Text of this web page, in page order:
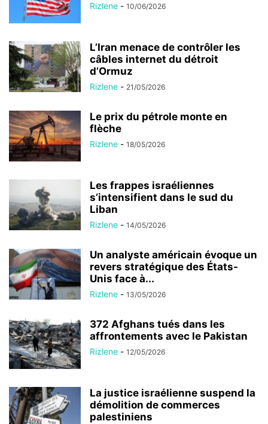
Rizlene - 10/06/2026
L’Iran menace de contrôler les
câbles internet du détroit
d’Ormuz
Rizlene - 21/05/2026
Le prix du pétrole monte en
flèche
Rizlene - 18/05/2026
Les frappes israéliennes
s’intensifient dans le sud du
Liban
Rizlene - 14/05/2026
Un analyste américain évoque un
revers stratégique des États-
Unis face à...
Rizlene - 13/05/2026
372 Afghans tués dans les
affrontements avec le Pakistan
Rizlene - 12/05/2026
La justice israélienne suspend la
démolition de commerces
palestiniens